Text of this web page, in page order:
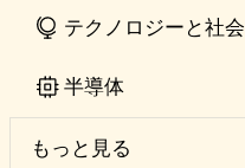
テクノロジーと社会
半導体
もっと見る